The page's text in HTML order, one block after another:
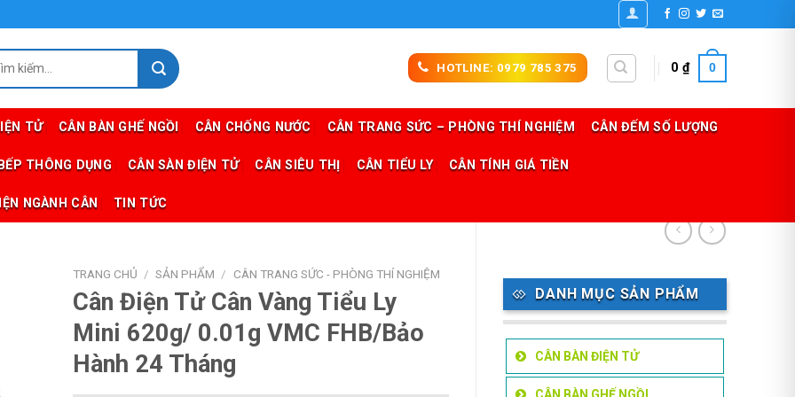
HOTLINE: 0979 785 375 0₫ 0
TỬ CÂN BÀN GHẾ NGỒI CÂN CHỐNG NƯỚC CÂN TRANG SỨC – PHÒNG THÍ NGHIỆM CÂN ĐẾM SỐ LƯỢNG
THÔNG DỤNG CÂN SÀN ĐIỆN TỬ CÂN SIÊU THỊ CÂN TIỂU LY CÂN TÍNH GIÁ TIỀN
NGÀNH CÂN TIN TỨC
DANH MỤC SẢN PHẨM
CÂN BÀN ĐIỆN TỬ
CÂN BÀN GHẾ NGỒI
TRANG CHỦ / SẢN PHẨM / CÂN TRANG SỨC - PHÒNG THÍ NGHIỆM
Cân Điện Tử Cân Vàng Tiểu Ly
Mini 620g/ 0.01g VMC FHB/Bảo
Hành 24 Tháng